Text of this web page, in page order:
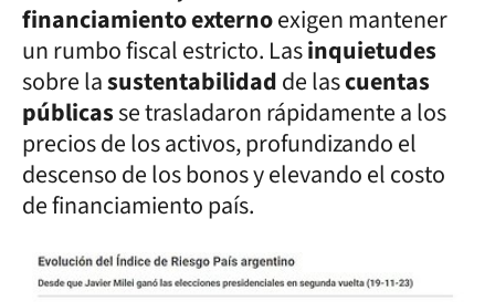
financiamiento externoexigen mantener
un rumbo fiscal estricto. Lasinquietudes
sobre lasustentabilidadde lascuentas
públicasse trasladaron rápidamente a los
precios de los activos, profundizando el
descenso de los bonos y elevando el costo
de financiamiento país.